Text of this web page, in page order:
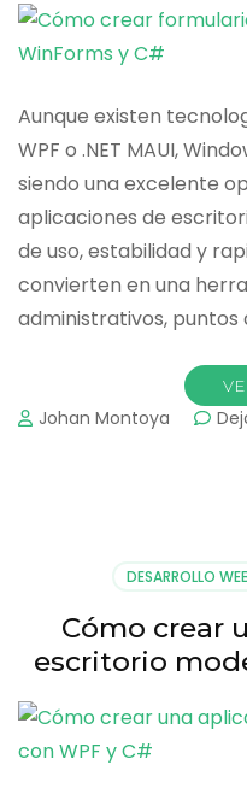
Aunque existen
WPF o .NET MAUI,
siendo una excelente
aplicaciones de
de uso, estabilidad y
convierten en una
administrativos, puntos
Johan Montoya
DESARROLLO
Cómo crear
escritorio